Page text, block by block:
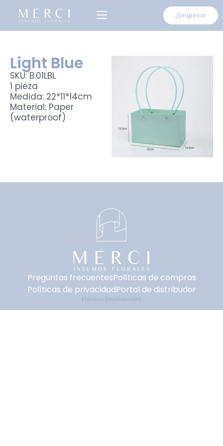
Ingresar
Light Blue
SKU: B.01LBL
1 pieza
Medida: 22*11*14cm
Material: Paper
(waterproof)
Preguntas frecuentesPolíticas de compras
Políticas de privacidadPortal de distribudor
Ennoble Development